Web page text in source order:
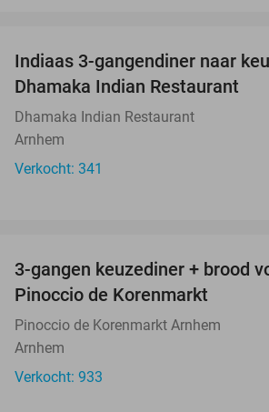
Indiaas 3-gangendiner naar
Dhamaka Indian Restaurant
Dhamaka Indian Restaurant
Arnhem
Verkocht: 341
3-gangen keuzediner + brood
Pinoccio de Korenmarkt
Pinoccio de Korenmarkt Arnhem
Arnhem
Verkocht: 933